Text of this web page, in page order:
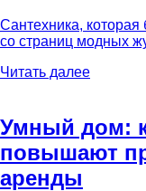
Сантехника, которая
со страниц модных
Читать далее
Умный дом:
повышают
аренды